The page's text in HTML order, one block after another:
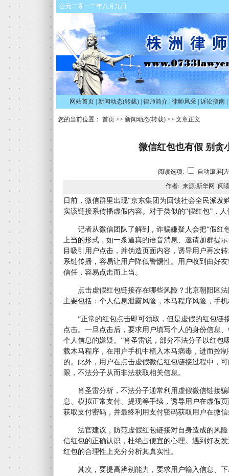
公元二零一二年八月九日
网站首页 新闻动态(转载) 律师简介 律师风采 诉讼指南
您的当前位置： 首页 >> 新闻动态(转载) >> 文章正文
微信红包也有假 别贪
阅读选项:
自动滚屏[
作者: 来源:新华网 阅
日前，微信群里出现“京东集团为回馈社会全民派发
实该链接系传播虚假内容。对于类似的“假红包”，
记者从微信团队了解到，诈骗嫌疑人会把“假红
上当的形式，如一条逼真的语音消息、邀请加群提
目吸引用户点击，并伪造页面内容，诱导用户再次
系链传播，容易让用户降低警惕性。用户收到由好
信任，容易点击而上当。
点击虚假红包链接存在哪些风险？北京朝阳区法
主要包括：个人信息泄露风险，木马程序风险，手
“正常的红包点击即可领取，但是虚假的红包链
点击。一旦点击后，要求用户填写个人的身份信息
个人信息的嫌疑。”肖圣雷说，部分不法分子以红包
载木马程序，在用户手机中植入木马病毒，进而控
的。此外，用户在点击虚假微信红包链接过程中，
限，不法分子从而非法获取相关信息。
肖圣雷分析，不法分子通常利用虚假微信链接骗
息、模拟正常支付、提现等手续，诱导用户在虚假
获取支付密码，并最终利用支付密码获取用户在微
法官建议，防范虚假红包链接对自身造成的风险
信红包的正确认识，杜绝占便宜的心理。遇到好友
红包的合理性上充分分析其真实性。
其次，要提高辨别能力，要求用户输入信息、下